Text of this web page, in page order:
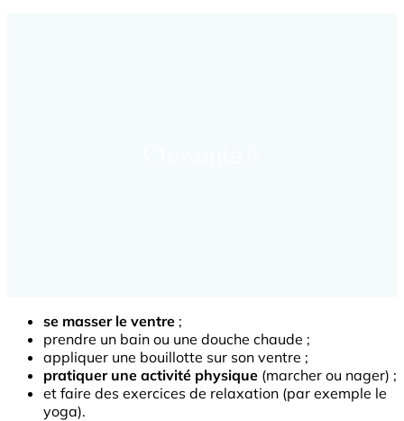
se masser le ventre ;
prendre un bain ou une douche chaude ;
appliquer une bouillotte sur son ventre ;
pratiquer une activité physique (marcher ou nager) ;
et faire des exercices de relaxation (par exemple le
yoga).